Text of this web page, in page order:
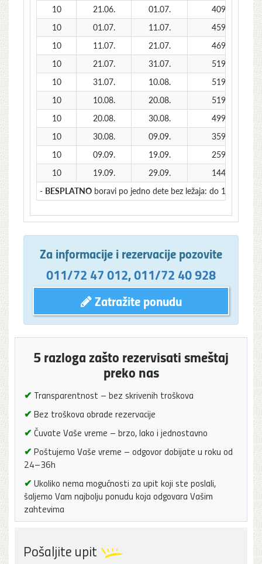
10
21.06. 01.07.
409
10
01.07. 11.07.
459
10
11.07. 21.07.
469
10
21.07. 31.07.
519
10
31.07. 10.08.
519
10
10.08. 20.08.
519
10
20.08. 30.08.
499
10
30.08. 09.09.
359
10
09.09. 19.09.
259
10
19.09. 29.09.
144
- BESPLATNO boravi po jedno dete bez ležaja: do 12 god.
Za informacije i rezervacije pozovite
011/72 47 012,011/72 40 928
Zatražite ponudu
5 razloga zašto rezervisati smeštaj
preko nas
✔ Transparentnost – bez skrivenih troškova
✔ Bez troškova obrade rezervacije
✔ Čuvate Vaše vreme – brzo, lako i jednostavno
✔ Poštujemo Vaše vreme – odgovor dobijate u roku od
24–36h
✔ Ukoliko nema mogućnosti za upit koji ste poslali,
šaljemo Vam najbolju ponudu koja odgovara Vašim
zahtevima
Pošaljite upit